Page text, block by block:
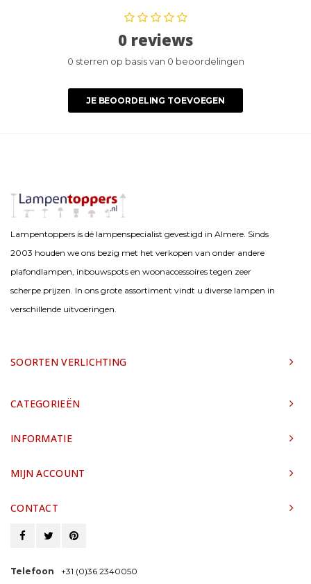
0 reviews
0 sterren op basis van 0 beoordelingen
JE BEOORDELING TOEVOEGEN
Lampentoppers is dé lampenspecialist gevestigd in Almere. Sinds
2003 houden we ons bezig met het verkopen van onder andere
plafondlampen, inbouwspots en woonaccessoires tegen zeer
scherpe prijzen. In ons grote assortiment vindt u diverse lampen in
verschillende uitvoeringen.
SOORTEN VERLICHTING
CATEGORIEËN
INFORMATIE
MIJN ACCOUNT
CONTACT
Telefoon +31 (0)36 2340050